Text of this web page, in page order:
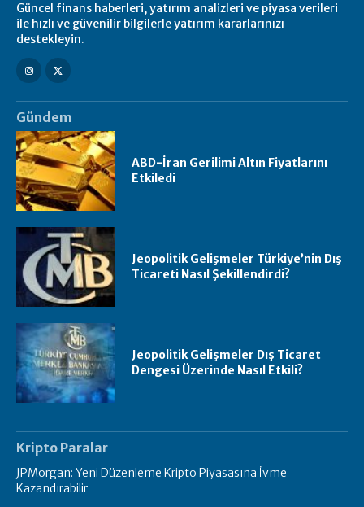
Güncel finans haberleri, yatırım analizleri ve piyasa verileri
ile hızlı ve güvenilir bilgilerle yatırım kararlarınızı
destekleyin.
Gündem
ABD-İran Gerilimi Altın Fiyatlarını
Etkiledi
Jeopolitik Gelişmeler Türkiye’nin Dış
Ticareti Nasıl Şekillendirdi?
Jeopolitik Gelişmeler Dış Ticaret
Dengesi Üzerinde Nasıl Etkili?
Kripto Paralar
JPMorgan: Yeni Düzenleme Kripto Piyasasına İvme
Kazandırabilir